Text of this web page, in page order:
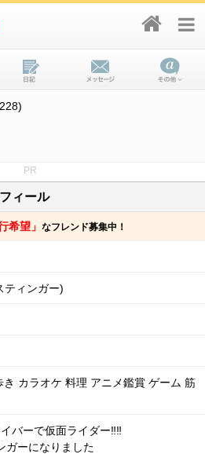
PR
ィール
希望」 なフレンド募集中！
ティンガー)
き カラオケ 料理 アニメ鑑賞 ゲーム 筋
バーで仮面ライダー‼‼
ガーになりました